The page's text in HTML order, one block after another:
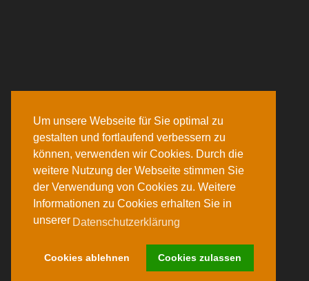
Um unsere Webseite für Sie optimal zu
gestalten und fortlaufend verbessern zu
können, verwenden wir Cookies. Durch die
weitere Nutzung der Webseite stimmen Sie
der Verwendung von Cookies zu. Weitere
Informationen zu Cookies erhalten Sie in
unserer Datenschutzerklärung
Cookies ablehnen Cookies zulassen